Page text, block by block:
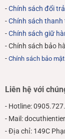
-Chính sách đổi trả
-Chính sách thanh
-Chính sách giữ
- Chính sách bảo
- Chính sách bảo
Liên hệ với
- Hotline:
- Mail:
- Địa chỉ: 149C